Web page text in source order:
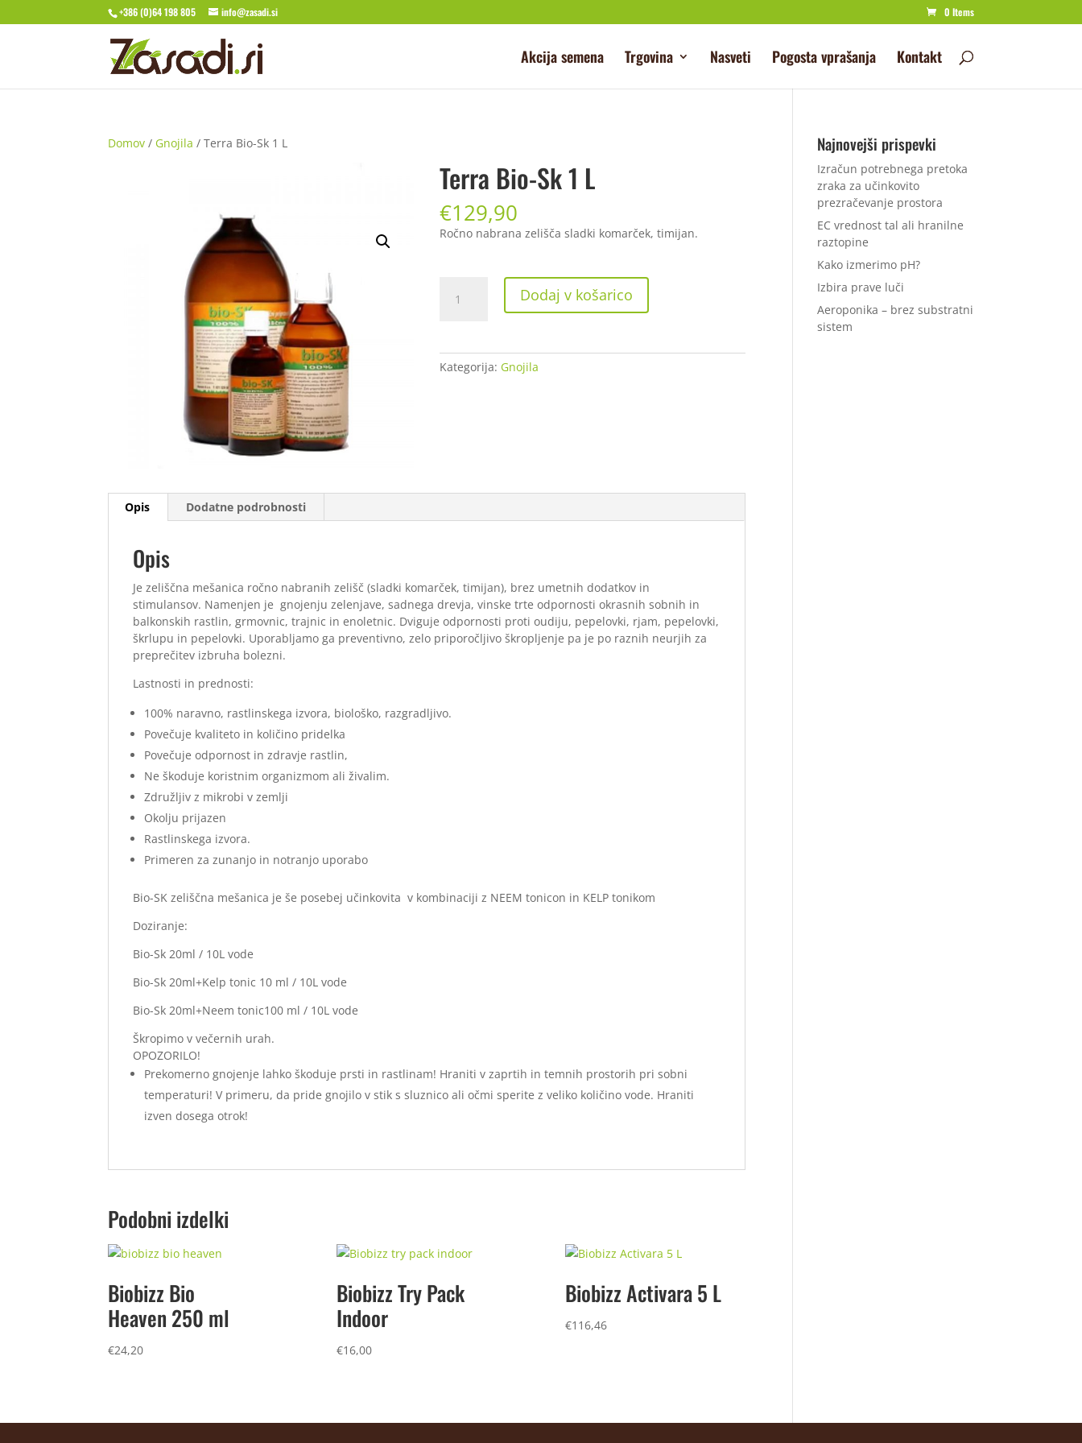
+386 (0)64 198 805 info@zasadi.si 0 Items
Akcija semena Trgovina Nasveti Pogosta vprašanja Kontakt
Domov / Gnojila / Terra Bio-Sk 1 L
Terra Bio-Sk 1 L
€129,90
Ročno nabrana zelišča sladki komarček, timijan.
Bio-
L
količina
Dodaj v košarico
Kategorija: Gnojila
Opis Dodatne podrobnosti
Opis
Je zeliščna mešanica ročno nabranih zelišč (sladki komarček, timijan), brez umetnih dodatkov in
stimulansov. Namenjen je gnojenju zelenjave, sadnega drevja, vinske trte odpornosti okrasnih sobnih in
balkonskih rastlin, grmovnic, trajnic in enoletnic. Dviguje odpornosti proti oudiju, pepelovki, rjam, pepelovki,
škrlupu in pepelovki. Uporabljamo ga preventivno, zelo priporočljivo škropljenje pa je po raznih neurjih za
preprečitev izbruha bolezni.
Lastnosti in prednosti:
100% naravno, rastlinskega izvora, biološko, razgradljivo.
Povečuje kvaliteto in količino pridelka
Povečuje odpornost in zdravje rastlin,
Ne škoduje koristnim organizmom ali živalim.
Združljiv z mikrobi v zemlji
Okolju prijazen
Rastlinskega izvora.
Primeren za zunanjo in notranjo uporabo
Bio-SK zeliščna mešanica je še posebej učinkovita v kombinaciji z NEEM tonicon in KELP tonikom
Doziranje:
Bio-Sk 20ml / 10L vode
Bio-Sk 20ml+Kelp tonic 10 ml / 10L vode
Bio-Sk 20ml+Neem tonic100 ml / 10L vode
Škropimo v večernih urah.
OPOZORILO!
Prekomerno gnojenje lahko škoduje prsti in rastlinam! Hraniti v zaprtih in temnih prostorih pri sobni
temperaturi! V primeru, da pride gnojilo v stik s sluznico ali očmi sperite z veliko količino vode. Hraniti
izven dosega otrok!
Podobni izdelki
Biobizz Bio
Heaven 250 ml
€24,20
Biobizz Try Pack
Indoor
€16,00
Biobizz Activara 5 L
€116,46
Najnovejši prispevki
Izračun potrebnega pretoka
zraka za učinkovito
prezračevanje prostora
EC vrednost tal ali hranilne
raztopine
Kako izmerimo pH?
Izbira prave luči
Aeroponika – brez substratni
sistem